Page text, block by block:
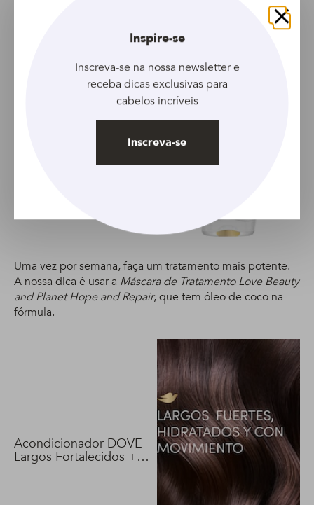
Uma vez por semana, faça um tratamento mais potente.
A nossa dica é usar a Máscara de Tratamento Love Beauty
and Planet Hope and Repair, que tem óleo de coco na
fórmula.
Acondicionador DOVE
Largos Fortalecidos +
Fechar
Inspire-se
Inscreva-se na nossa newsletter e
receba dicas exclusivas para
cabelos incríveis
Inscreva-se